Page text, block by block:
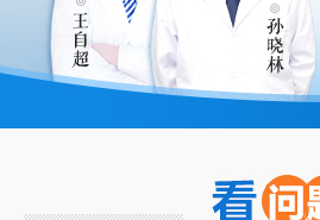
请输入您